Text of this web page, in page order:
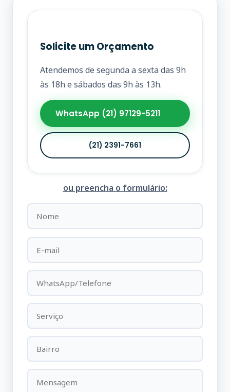
Solicite um Orçamento
Atendemos de segunda a sexta das 9h
às 18h e sábados das 9h às 13h.
WhatsApp (21) 97129-5211
(21) 2391-7661
ou preencha o formulário: